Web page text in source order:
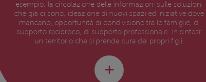
esempio, la circolazione delle informazioni sulle soluzioni
che già ci sono, ideazione di nuovi spazi ed iniziative dove
mancano, opportunità di condivisione tra le famiglie, di
supporto reciproco, di supporto professionale. In sintesi:
un territorio che si prende cura dei propri figli.